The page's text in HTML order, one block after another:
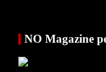
NO Magazine